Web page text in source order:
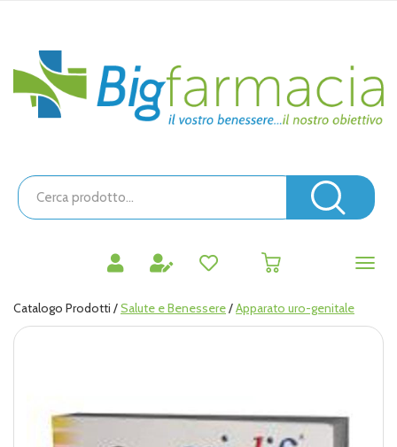
principaleBigfarmacia
Cerca
Prodotto
Catalogo Prodotti /Salute e Benessere/Apparato uro-genitale